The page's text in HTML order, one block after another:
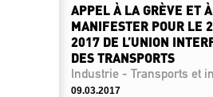
APPEL À LA GRÈVE ET À
MANIFESTER POUR LE
2017 DE L’UNION
DES TRANSPORTS
Industrie - Transports et
09.03.2017